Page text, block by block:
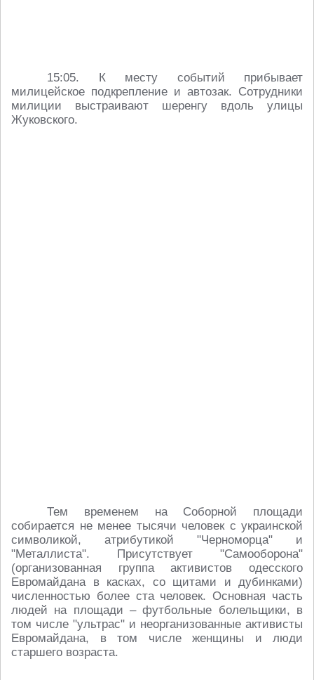
15:05. К месту событий прибывает
милицейское подкрепление и автозак. Сотрудники
милиции выстраивают шеренгу вдоль улицы
Жуковского.
Тем временем на Соборной площади
собирается не менее тысячи человек с украинской
символикой, атрибутикой "Черноморца" и
"Металлиста". Присутствует "Самооборона"
(организованная группа активистов одесского
Евромайдана в касках, со щитами и дубинками)
численностью более ста человек. Основная часть
людей на площади – футбольные болельщики, в
том числе "ультрас" и неорганизованные активисты
Евромайдана, в том числе женщины и люди
старшего возраста.